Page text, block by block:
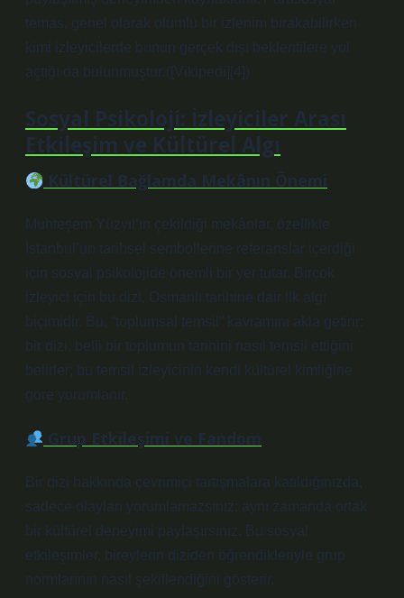
temas, genel olarak olumlu bir izlenim bırakabilirken
kimi izleyicilerde bunun gerçek dışı beklentilere yol
açtığı da bulunmuştur. ([Vikipedi][4])
Sosyal Psikoloji: İzleyiciler Arası
Etkileşim ve Kültürel Algı
Kültürel Bağlamda Mekânın Önemi
Muhteşem Yüzyıl’ın çekildiği mekânlar, özellikle
İstanbul’un tarihsel sembollerine referanslar içerdiği
için sosyal psikolojide önemli bir yer tutar. Birçok
izleyici için bu dizi, Osmanlı tarihine dair ilk algı
biçimidir. Bu, “toplumsal temsil” kavramını akla getirir:
bir dizi, belli bir toplumun tarihini nasıl temsil ettiğini
belirler; bu temsil izleyicinin kendi kültürel kimliğine
göre yorumlanır.
Grup Etkileşimi ve Fandom
Bir dizi hakkında çevrimiçi tartışmalara katıldığınızda,
sadece olayları yorumlamazsınız; aynı zamanda ortak
bir kültürel deneyimi paylaşırsınız. Bu sosyal
etkileşimler, bireylerin diziden öğrendikleriyle grup
normlarının nasıl şekillendiğini gösterir.